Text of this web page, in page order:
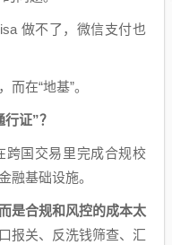
做不了，微信支付也
在“地基”。
证”？
跨国交易里完成合规校
融基础设施。
是合规和风控的成本太
报关、反洗钱筛查、汇